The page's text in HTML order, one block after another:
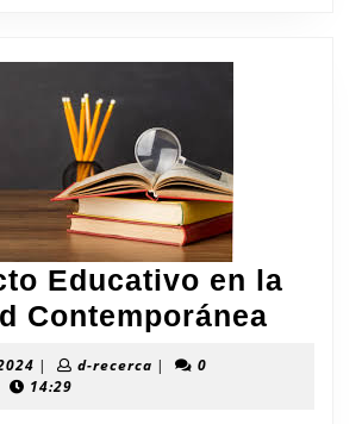
Educativo en la
Contemporánea
14
octubre
| d-recercad-|
0
14:29